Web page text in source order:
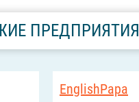
ПРЕДПРИЯТИЯ
EnglishPapa